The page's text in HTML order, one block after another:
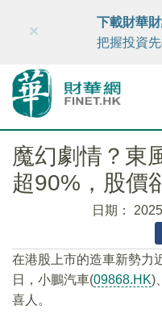
財華智庫網 FINTV
×
下載財華
把握投資
魔幻劇情？東
超90%，股價
日期：
在港股上市的造車新勢力
日，小鵬汽車(09868.HK)
喜人。